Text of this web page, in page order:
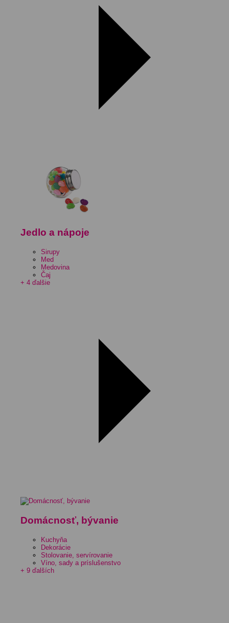
Jedlo a nápoje
Sirupy
Med
Medovina
Čaj
+ 4 ďalšie
Domácnosť, bývanie
Kuchyňa
Dekorácie
Stolovanie, servírovanie
Víno, sady a príslušenstvo
+ 9 ďalších